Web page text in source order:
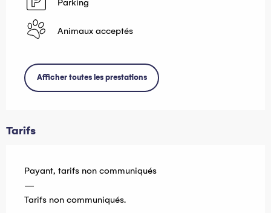
Parking
Animaux acceptés
Afficher toutes les prestations
Tarifs
Payant, tarifs non communiqués
—
Tarifs non communiqués.